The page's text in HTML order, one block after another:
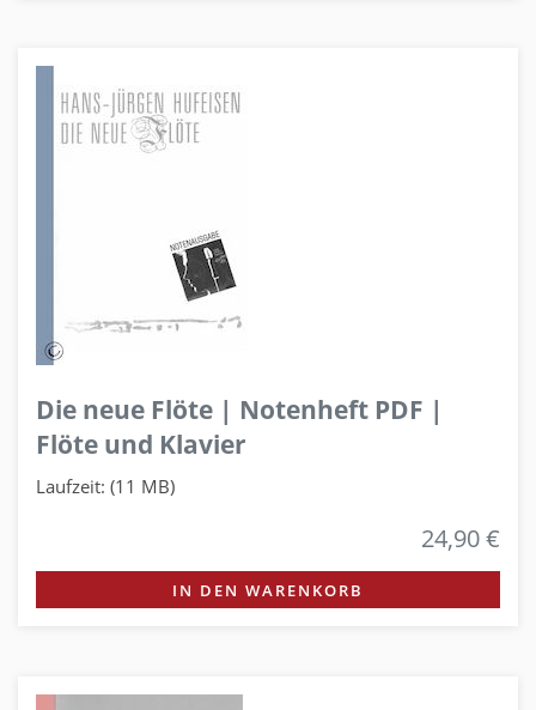
Die neue Flöte | Notenheft PDF |
Flöte und Klavier
Laufzeit: (11 MB)
24,90 €
IN DEN WARENKORB